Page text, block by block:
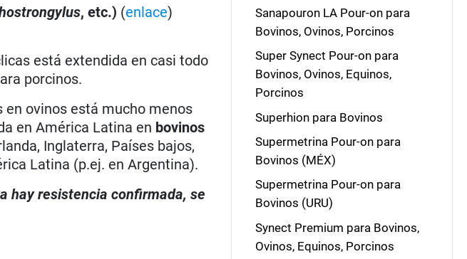
, etc.) (enlace)
está extendida en casi todo
porcinos.
ovinos está mucho menos
en América Latina en bovinos
Inglaterra, Países bajos,
Latina (p.ej. en Argentina).
hay resistencia confirmada, se
Sanapouron LA Pour-on para
Bovinos, Ovinos, Porcinos
Super Synect Pour-on para
Bovinos, Ovinos, Equinos,
Porcinos
Superhion para Bovinos
Supermetrina Pour-on para
Bovinos (MÉX)
Supermetrina Pour-on para
Bovinos (URU)
Synect Premium para Bovinos,
Ovinos, Equinos, Porcinos